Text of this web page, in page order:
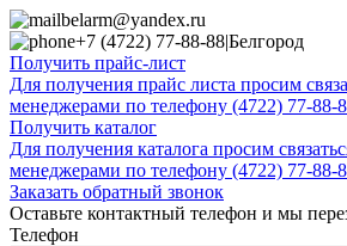
belarm@yandex.ru
+7 (4722) 77-88-88|Белгород
Получить прайс-лист
Для получения прайс листа просим
менеджерами по телефону (4722) 77-88-
Получить каталог
Для получения каталога просим
менеджерами по телефону (4722) 77-88-
Заказать обратный звонок
Оставьте контактный телефон и мы
Телефон